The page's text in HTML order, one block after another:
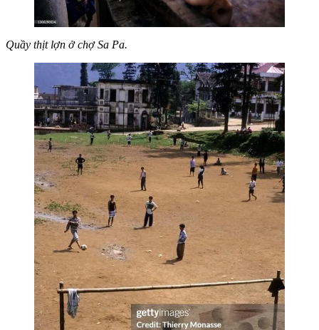
Quầy thịt lợn ở chợ Sa Pa.